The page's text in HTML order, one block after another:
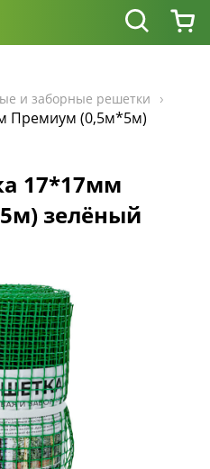
и заборные решетки
Премиум (0,5м*5м)
17*17мм
зелёный